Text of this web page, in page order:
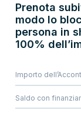
Prenota
modo lo
persona in
100%
Importo
Saldo con